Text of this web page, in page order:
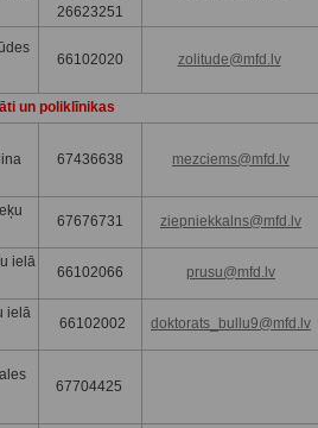
26623251
66102020 zolitude@mfd.lv
un poliklīnikas
67436638 mezciems@mfd.lv
67676731 ziepniekkalns@mfd.lv
ielā
66102066 prusu@mfd.lv
ielā
66102002 doktorats_bullu9@mfd.lv
67704425